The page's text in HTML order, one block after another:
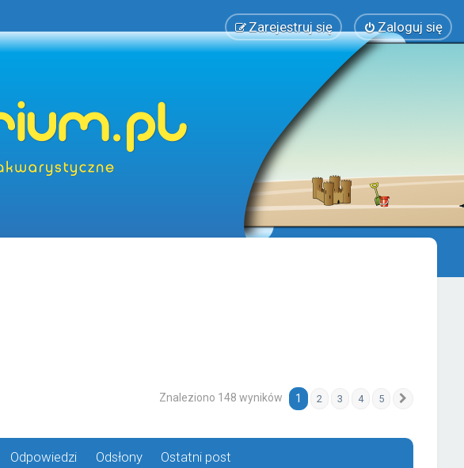
Zaloguj się
Zarejestruj się
Znaleziono 148 wyników 1 2 3 4 5
Odpowiedzi Odsłony Ostatni post